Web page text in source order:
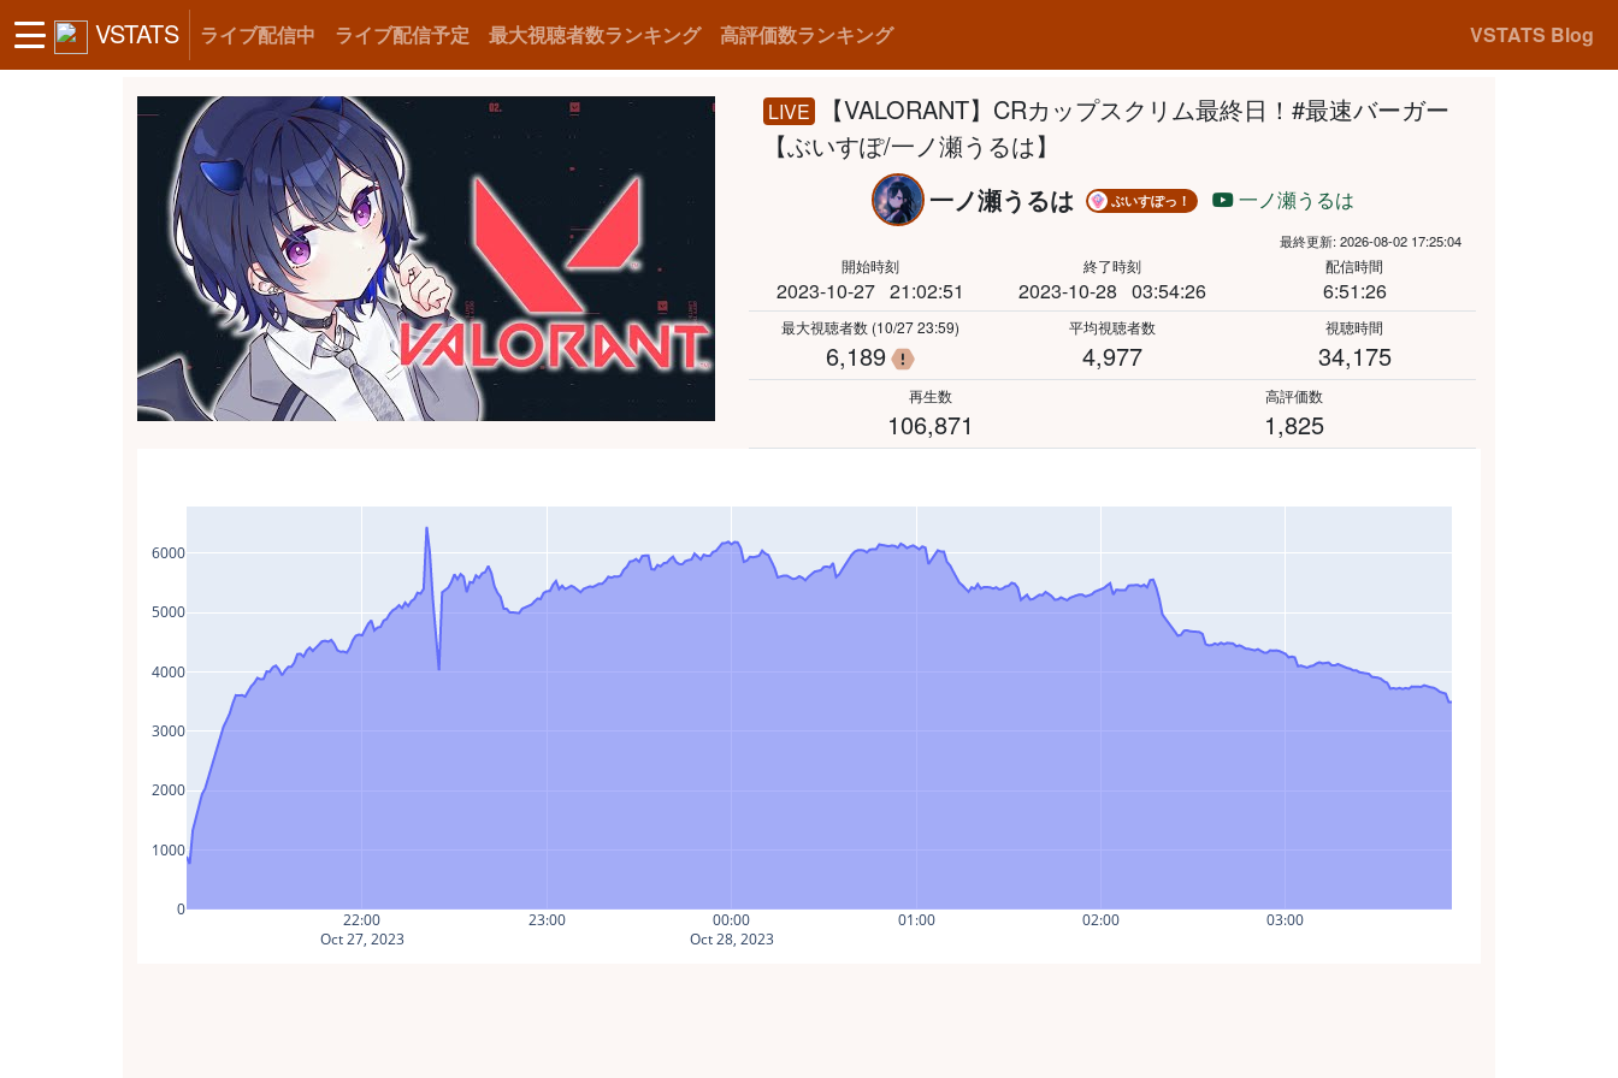
VSTATS ライブ配信中 ライブ配信予定 最大視聴者数ランキング 高評価数ランキング VSTATS Blog
LIVE
【VALORANT】CRカップスクリム最終日！#最速バーガー
【ぶいすぽ/一ノ瀬うるは】
一ノ瀬うるは
ぶいすぽっ！ 一ノ瀬うるは
最終更新: 2026-08-02 17:25:04
開始時刻
2023-10-27 21:02:51
終了時刻
2023-10-28 03:54:26
配信時間
6:51:26
最大視聴者数 (10/27 23:59)
6,189 瞬間的な視聴者数の急増があったため、最大値から除外しています。
平均視聴者数
4,977
視聴時間
34,175
再生数
106,871
高評価数
1,825
22:00
Oct 27, 2023
23:00 00:00
Oct 28, 2023
01:00 02:00 03:00
0
1000
2000
3000
4000
5000
6000